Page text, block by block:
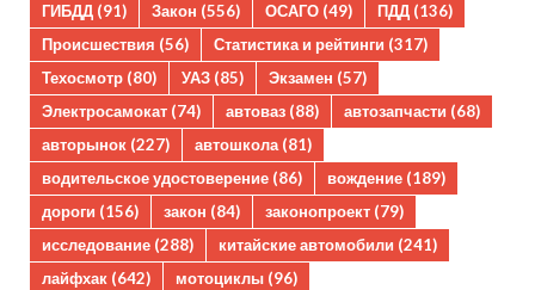
ГИБДД (91) Закон (556) ОСАГО (49) ПДД (136)
Происшествия (56) Статистика и рейтинги (317)
Техосмотр (80) УАЗ (85) Экзамен (57)
Электросамокат (74) автоваз (88) автозапчасти (68)
авторынок (227) автошкола(81)
водительское удостоверение (86) вождение (189)
дороги (156) закон (84) законопроект (79)
исследование (288) китайские автомобили (241)
лайфхак (642) мотоциклы (96)